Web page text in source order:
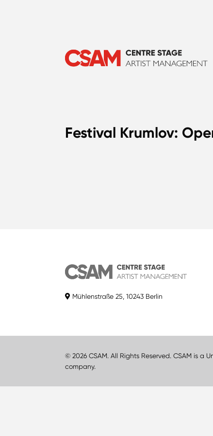
Festival Krumlov:
Mühlenstraße 25, 10243 Berlin
© 2026 CSAM. All Rights Reserved. CSAM is a
company.